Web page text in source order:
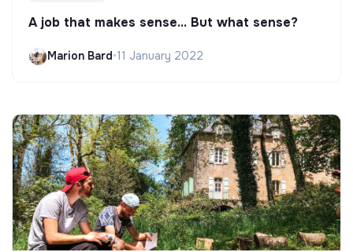
A job that makes sense... But what sense?
Marion Bard•11 January 2022